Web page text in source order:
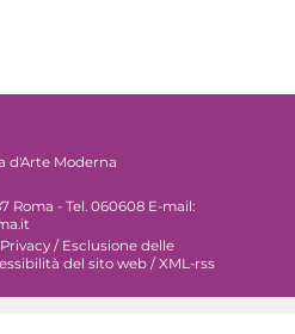
d'Arte Moderna
Roma - Tel. 060608 E-mail:
Privacy / Esclusione delle
del sito web / XML-rss